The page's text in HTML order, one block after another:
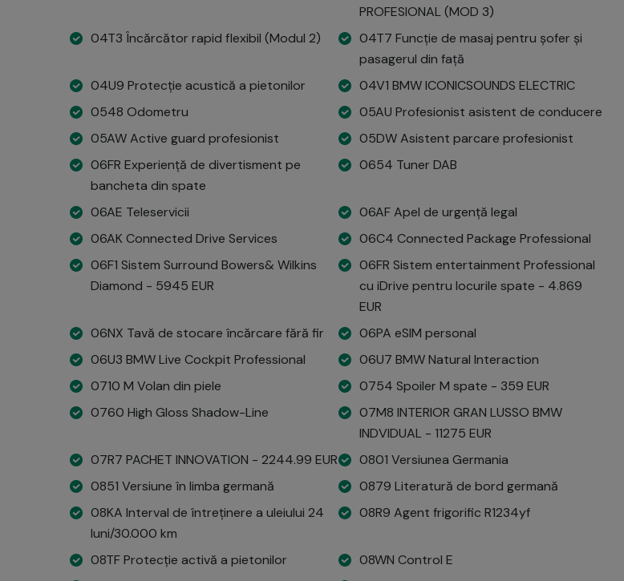
PROFESIONAL (MOD 3)
04T3 Încărcător rapid flexibil (Modul 2)
04T7 Funcție de masaj pentru șofer și
pasagerul din față
04U9 Protecție acustică a pietonilor
04V1 BMW ICONICSOUNDS ELECTRIC
0548 Odometru
05AU Profesionist asistent de conducere
05AW Active guard profesionist
05DW Asistent parcare profesionist
06FR Experiență de divertisment pe
bancheta din spate
0654 Tuner DAB
06AE Teleservicii
06AF Apel de urgență legal
06AK Connected Drive Services
06C4 Connected Package Professional
06F1 Sistem Surround Bowers& Wilkins
Diamond - 5945 EUR
06FR Sistem entertainment Professional
cu iDrive pentru locurile spate - 4.869
EUR
06NX Tavă de stocare încărcare fără fir
06PA eSIM personal
06U3 BMW Live Cockpit Professional
06U7 BMW Natural Interaction
0710 M Volan din piele
0754 Spoiler M spate - 359 EUR
0760 High Gloss Shadow-Line
07M8 INTERIOR GRAN LUSSO BMW
INDVIDUAL - 11275 EUR
07R7 PACHET INNOVATION - 2244.99 EUR
0801 Versiunea Germania
0851 Versiune în limba germană
0879 Literatură de bord germană
08KA Interval de întreținere a uleiului 24
luni/30.000 km
08R9 Agent frigorific R1234yf
08TF Protecție activă a pietonilor
08WN Control E